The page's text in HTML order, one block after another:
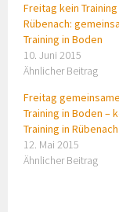
Freitag kein Training
Rübenach:
Training in Boden
10. Juni 2015
Ähnlicher Beitrag
Freitag
Training in Boden –
Training in Rübenach
12. Mai 2015
Ähnlicher Beitrag